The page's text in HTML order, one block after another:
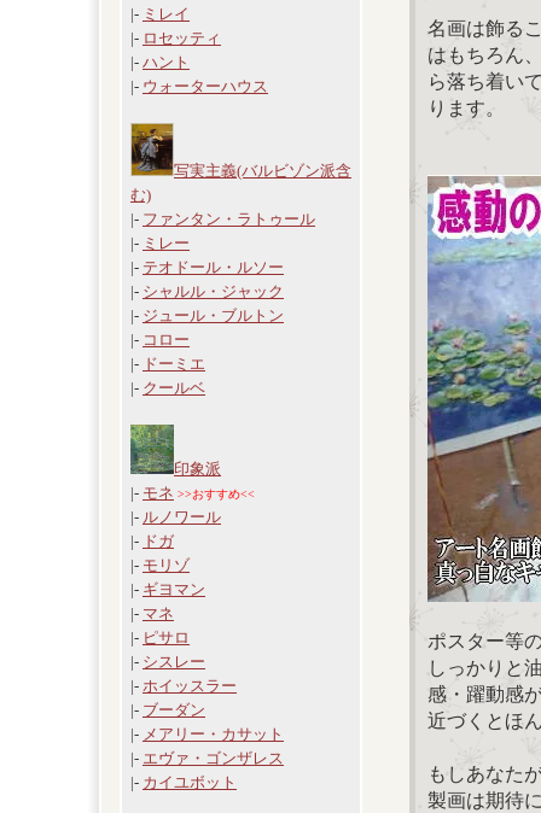
|- ミレイ
|- ロセッティ
|- ハント
|- ウォーターハウス
写実主義(バルビゾン派含
む)
|- ファンタン・ラトゥール
|- ミレー
|- テオドール・ルソー
|- シャルル・ジャック
|- ジュール・ブルトン
|- コロー
|- ドーミエ
|- クールベ
印象派
|- モネ >>おすすめ<<
|- ルノワール
|- ドガ
|- モリゾ
|- ギヨマン
|- マネ
|- ピサロ
|- シスレー
|- ホイッスラー
|- ブーダン
|- メアリー・カサット
|- エヴァ・ゴンザレス
|- カイユボット
名画は飾る
はもちろん
ら落ち着い
ります。
ポスター等
しっかりと
感・躍動感
近づくとほ
もしあなた
製画は期待